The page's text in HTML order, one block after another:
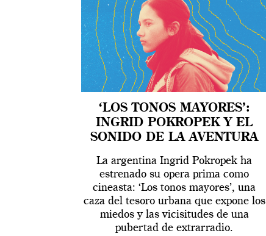
‘LOS TONOS MAYORES’:
INGRID POKROPEK Y EL
SONIDO DE LA AVENTURA
La argentina Ingrid Pokropek ha
estrenado su opera prima como
cineasta: ‘Los tonos mayores’, una
caza del tesoro urbana que expone los
miedos y las vicisitudes de una
pubertad de extrarradio.